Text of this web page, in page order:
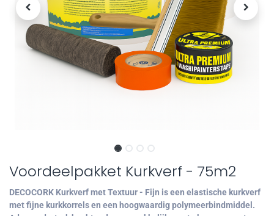
Voordeelpakket Kurkverf - 75m2
DECOCORK Kurkverf met Textuur - Fijn is een elastische kurkverf
met fijne kurkkorrels en een hoogwaardig polymeerbindmiddel.